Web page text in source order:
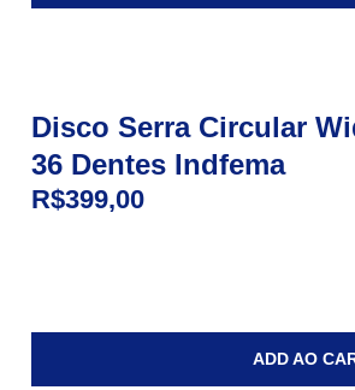
Disco Serra Circular
36 Dentes Indfema
R$399,00
ADD AO